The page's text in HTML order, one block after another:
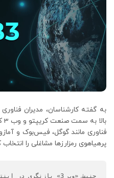
به گفته کارشناسان، مدیران
فناوری مانند گوگل، فیس‌بوک و
پرهیاهوی رمزارزها مشاغلی را انتخاب